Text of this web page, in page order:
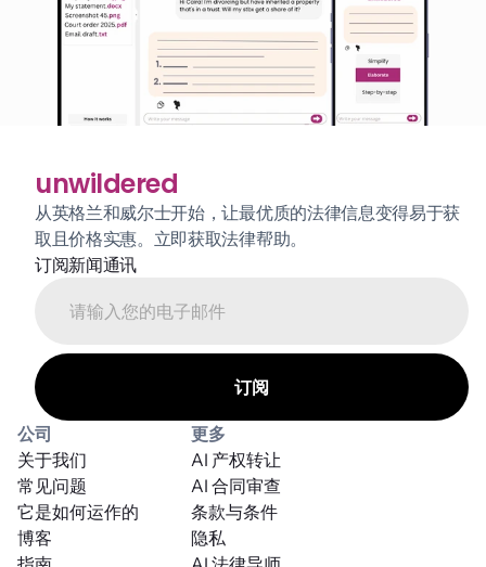
unwildered
从英格兰和威尔士开始，让最优质的法律信息变得易于获
取且价格实惠。立即获取法律帮助。
订阅新闻通讯
公司
关于我们
常见问题
它是如何运作的
博客
更多
条款与条件
AI 合同审查
隐私
AI 产权转让